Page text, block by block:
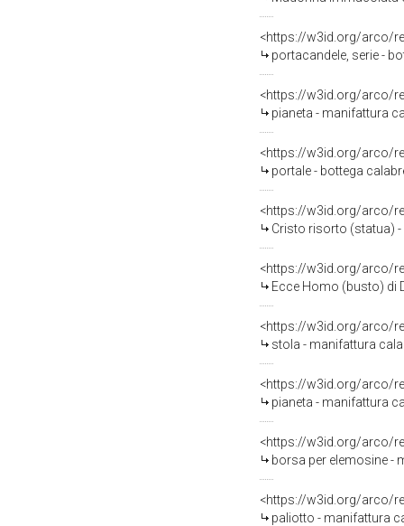
<https://w3id.org/arco/
portacandele, serie -
<https://w3id.org/arco/
pianeta - manifattura
<https://w3id.org/arco/
portale - bottega
<https://w3id.org/arco/
Cristo risorto (statua)
<https://w3id.org/arco/
Ecce Homo (busto) di
<https://w3id.org/arco/
stola - manifattura
<https://w3id.org/arco/
pianeta - manifattura
<https://w3id.org/arco/
borsa per elemosine -
<https://w3id.org/arco/
paliotto - manifattura